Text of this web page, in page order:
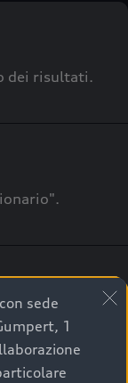
dei risultati.
Care
richiesta.
sede
1